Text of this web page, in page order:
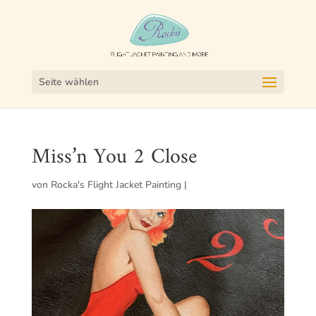
Seite wählen
Miss’n You 2 Close
von Rocka's Flight Jacket Painting|